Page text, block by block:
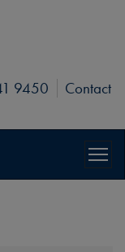
9450
Contact